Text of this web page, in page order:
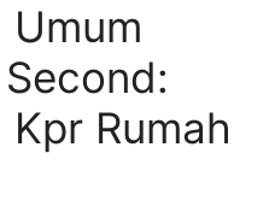
Umum
Rumah